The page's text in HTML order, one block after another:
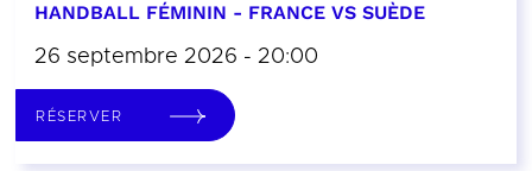
HANDBALL FÉMININ - FRANCE VS SUÈDE
26 septembre 2026 - 20:00
RÉSERVER